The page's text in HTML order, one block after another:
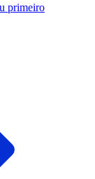
primeiro